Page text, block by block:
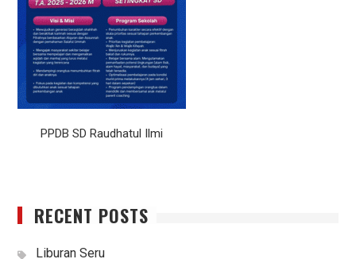
PPDB SD Raudhatul Ilmi
RECENT POSTS
Liburan Seru